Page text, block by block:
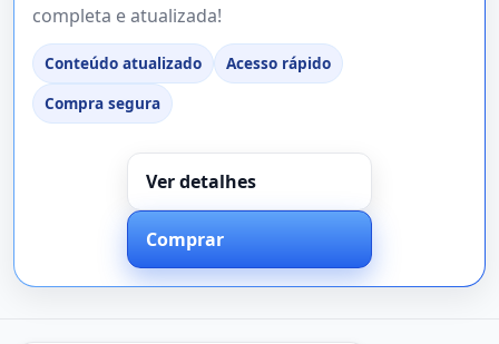
completa e atualizada!
Conteúdo atualizado
Acesso rápido
Compra segura
Ver detalhes
Comprar